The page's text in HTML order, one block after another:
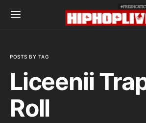
POSTS BY TAG
Liceenii
Roll